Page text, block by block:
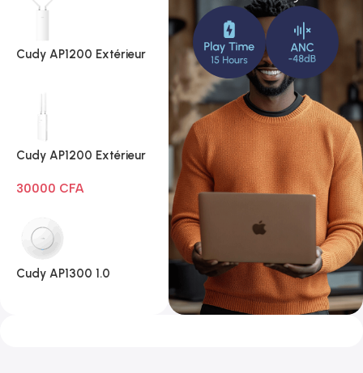
Cudy AP1200 Extérieur
Cudy AP1200 Extérieur
30000 CFA
Cudy AP1300 1.0